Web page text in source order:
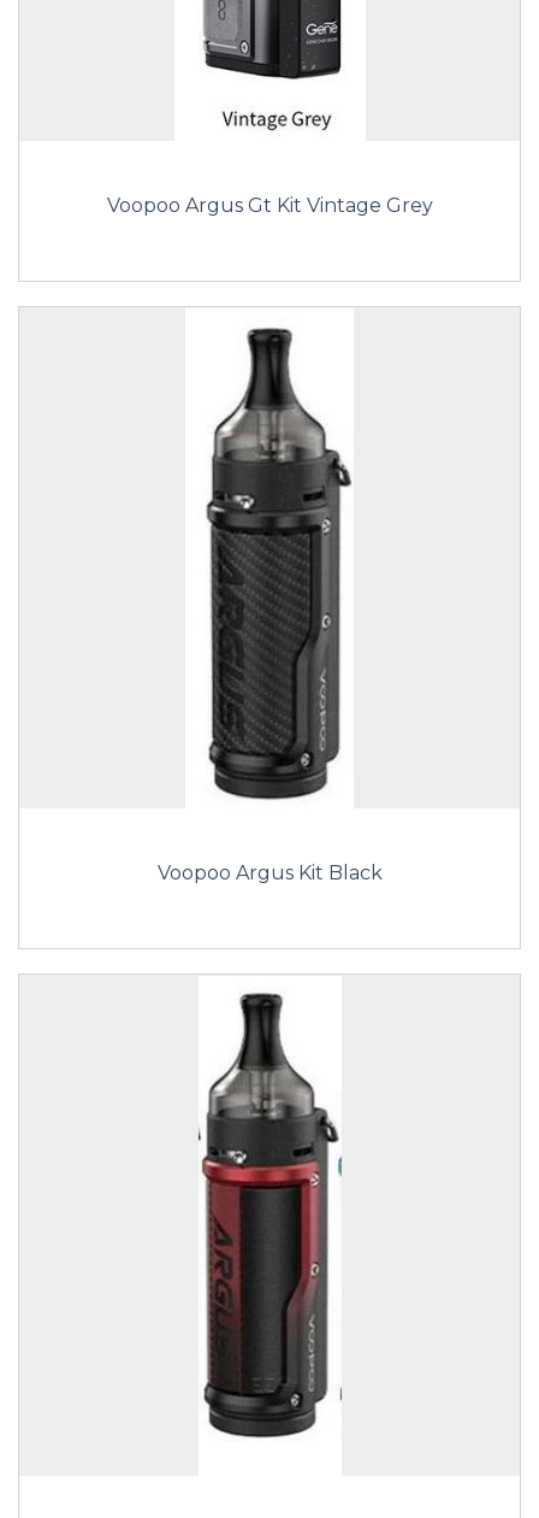
Voopoo Argus Gt Kit Vintage Grey
Voopoo Argus Kit Black